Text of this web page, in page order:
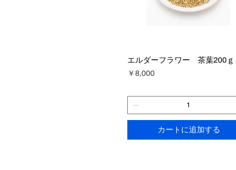
エルダーフラワー 茶葉200ｇ
価格
￥8,000
カートに追加する